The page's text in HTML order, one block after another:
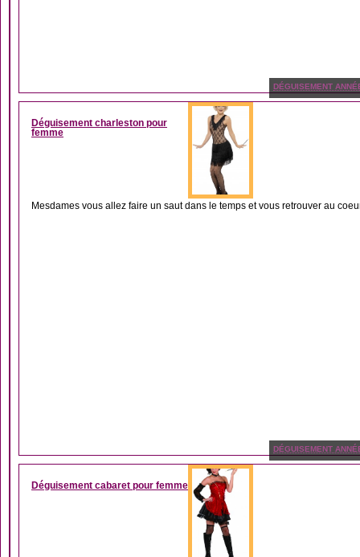
DÉGUISEMENT
Déguisement charleston pour
femme
Mesdames vous allez faire un saut dans le temps et vous retrouver au
DÉGUISEMENT
Déguisement cabaret pour femme